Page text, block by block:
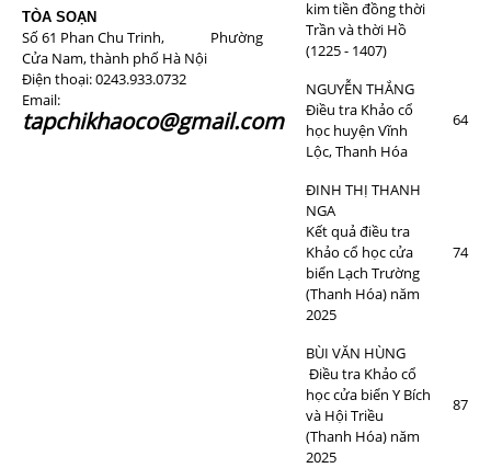
TÒA SOẠN
Số 61 Phan Chu Trinh, Phường
Cửa Nam, thành phố Hà Nội
Điện thoại: 0243.933.0732
Email:
tapchikhaoco@gmail.com
kim tiền đồng thời
Trần và thời Hồ
(1225 - 1407)
NGUYỄN THẮNG
Điều tra Khảo cổ
học huyện Vĩnh
Lộc, Thanh Hóa
64
ĐINH THỊ THANH
NGA
Kết quả điều tra
Khảo cổ học cửa
biển Lạch Trường
(Thanh Hóa) năm
2025
74
BÙI VĂN HÙNG
Điều tra Khảo cổ
học cửa biển Y Bích
và Hội Triều
(Thanh Hóa) năm
2025
87